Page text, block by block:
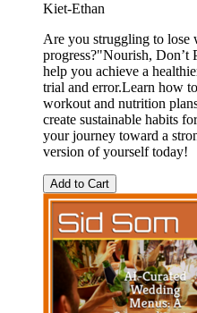
Kiet-Ethan
Are you struggling to lose
progress?"Nourish, Don’t
help you achieve a
trial and error.Learn how
workout and nutrition
create sustainable habits
your journey toward a
version of yourself today!
Add to Cart